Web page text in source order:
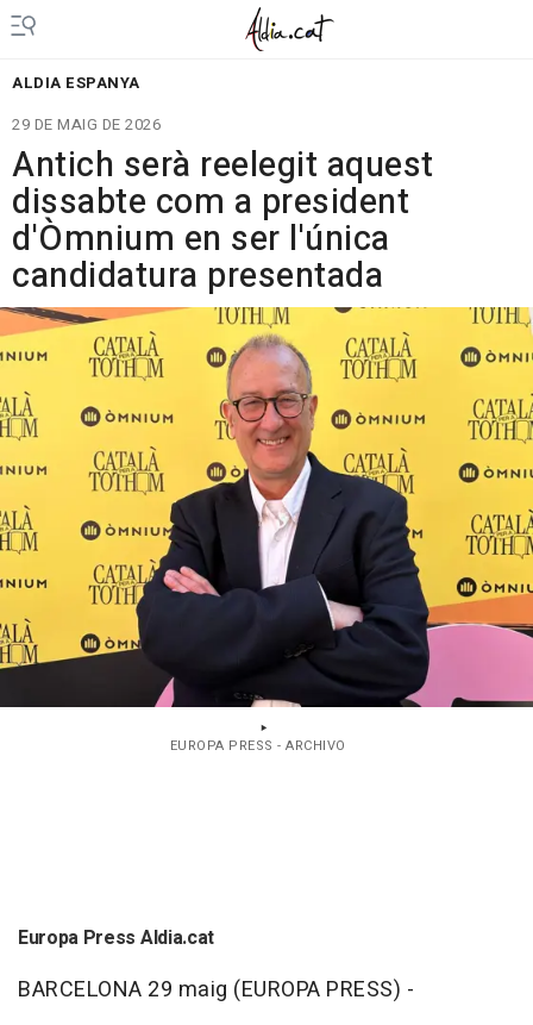
ALDIA ESPANYA
29 DE MAIG DE 2026
Antich serà reelegit aquest
dissabte com a president
d'Òmnium en ser l'única
candidatura presentada
EUROPA PRESS - ARCHIVO
Europa Press Aldia.cat
BARCELONA 29 maig (EUROPA PRESS) -